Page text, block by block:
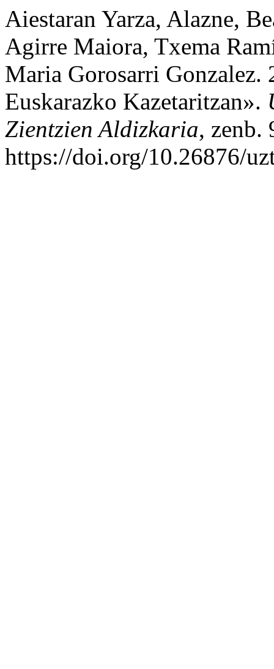
Aiestaran Yarza, Alazne,
Agirre Maiora, Txema
Maria Gorosarri
Euskarazko Kazetaritzan».
Zientzien Aldizkaria, zenb.
https://doi.org/10.26876/